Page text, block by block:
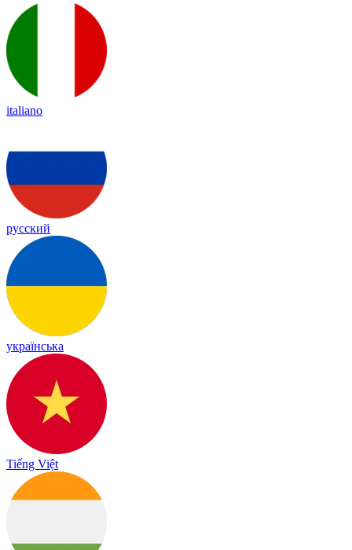
italiano
русский
українська
Tiếng Việt